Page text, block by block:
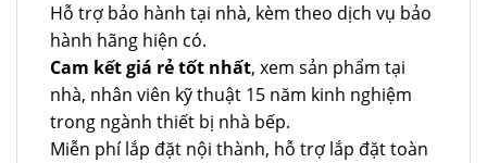
Hỗ trợ bảo hành tại nhà, kèm theo dịch vụ bảo
hành hãng hiện có.
Cam kết giá rẻ tốt nhất, xem sản phẩm tại
nhà, nhân viên kỹ thuật 15 năm kinh nghiệm
trong ngành thiết bị nhà bếp.
Miễn phí lắp đặt nội thành, hỗ trợ lắp đặt toàn